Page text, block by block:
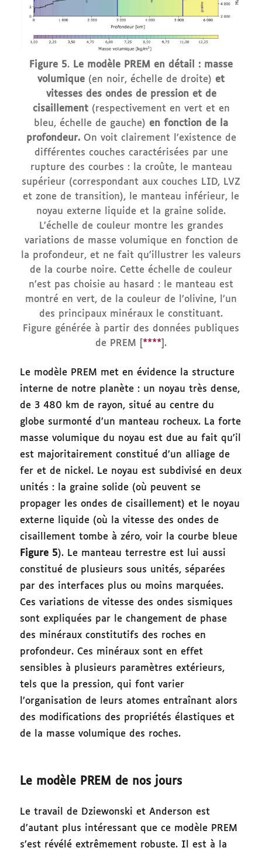
Figure 5. Le modèle PREM en détail : masse
volumique (en noir, échelle de droite) et
vitesses des ondes de pression et de
cisaillement (respectivement en vert et en
bleu, échelle de gauche) en fonction de la
profondeur. On voit clairement l’existence de
différentes couches caractérisées par une
rupture des courbes : la croûte, le manteau
supérieur (correspondant aux couches LID, LVZ
et zone de transition), le manteau inférieur, le
noyau externe liquide et la graine solide.
L’échelle de couleur montre les grandes
variations de masse volumique en fonction de
la profondeur, et ne fait qu’illustrer les valeurs
de la courbe noire. Cette échelle de couleur
n’est pas choisie au hasard : le manteau est
montré en vert, de la couleur de l’olivine, l’un
des principaux minéraux le constituant.
Figure générée à partir des données publiques
de PREM [ **** ].
Le modèle PREM met en évidence la structure
interne de notre planète : un noyau très dense,
de 3 480 km de rayon, situé au centre du
globe surmonté d’un manteau rocheux. La forte
masse volumique du noyau est due au fait qu’il
est majoritairement constitué d’un alliage de
fer et de nickel. Le noyau est subdivisé en deux
unités : la graine solide (où peuvent se
propager les ondes de cisaillement) et le noyau
externe liquide (où la vitesse des ondes de
cisaillement tombe à zéro, voir la courbe bleue
Figure 5). Le manteau terrestre est lui aussi
constitué de plusieurs sous unités, séparées
par des interfaces plus ou moins marquées.
Ces variations de vitesse des ondes sismiques
sont expliquées par le changement de phase
des minéraux constitutifs des roches en
profondeur. Ces minéraux sont en effet
sensibles à plusieurs paramètres extérieurs,
tels que la pression, qui font varier
l’organisation de leurs atomes entraînant alors
des modifications des propriétés élastiques et
de la masse volumique des roches.
Le modèle PREM de nos jours
Le travail de Dziewonski et Anderson est
d’autant plus intéressant que ce modèle PREM
s’est révélé extrêmement robuste. Il est à la